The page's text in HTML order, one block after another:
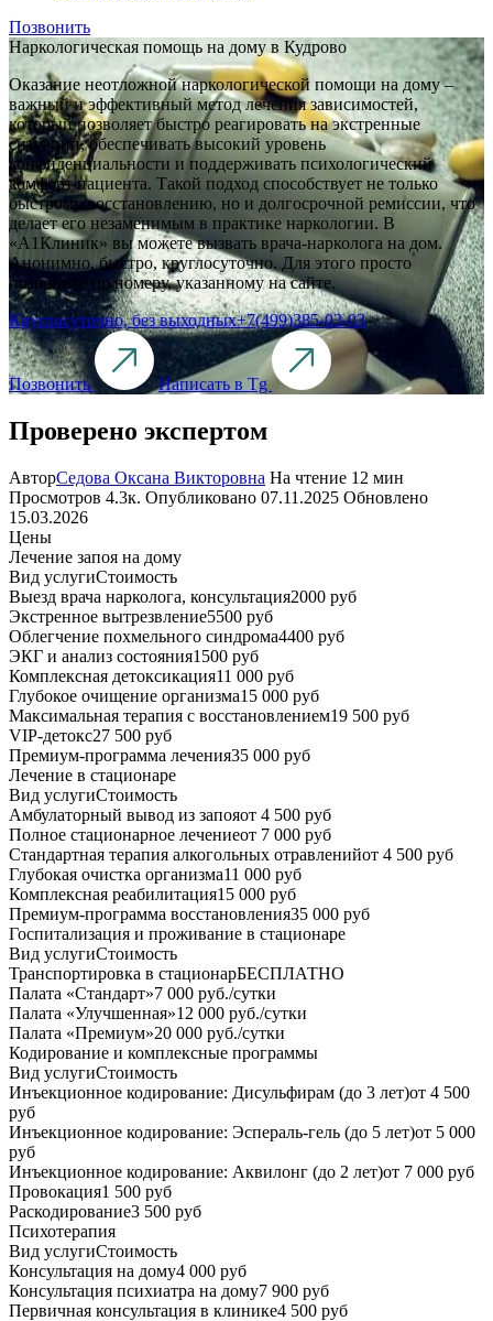
Позвонить
Наркологическая помощь на дому в Кудрово
Оказание неотложной наркологической помощи на дому –
важный и эффективный метод лечения зависимостей,
который позволяет быстро реагировать на экстренные
ситуации, обеспечивать высокий уровень
конфиденциальности и поддерживать психологический
комфорт пациента. Такой подход способствует не только
быстрому восстановлению, но и долгосрочной ремиссии, что
делает его незаменимым в практике наркологии. В
«A1Клиник» вы можете вызвать врача-нарколога на дом.
Анонимно, быстро, круглосуточно. Для этого просто
позвоните по номеру, указанному на сайте.
Круглосуточно, без выходных+7(499)385-03-03
Позвонить Написать в Tg
Проверено экспертом
АвторСедова Оксана Викторовна На чтение 12 мин
Просмотров 4.3к. Опубликовано 07.11.2025 Обновлено
15.03.2026
Цены
Лечение запоя на дому
Вид услугиСтоимость
Выезд врача нарколога, консультация2000 руб
Экстренное вытрезвление5500 руб
Облегчение похмельного синдрома4400 руб
ЭКГ и анализ состояния1500 руб
Комплексная детоксикация11 000 руб
Глубокое очищение организма15 000 руб
Максимальная терапия с восстановлением19 500 руб
VIP-детокс27 500 руб
Премиум-программа лечения35 000 руб
Лечение в стационаре
Вид услугиСтоимость
Амбулаторный вывод из запояот 4 500 руб
Полное стационарное лечениеот 7 000 руб
Стандартная терапия алкогольных отравленийот 4 500 руб
Глубокая очистка организма11 000 руб
Комплексная реабилитация15 000 руб
Премиум-программа восстановления35 000 руб
Госпитализация и проживание в стационаре
Вид услугиСтоимость
Транспортировка в стационарБЕСПЛАТНО
Палата «Стандарт»7 000 руб./сутки
Палата «Улучшенная»12 000 руб./сутки
Палата «Премиум»20 000 руб./сутки
Кодирование и комплексные программы
Вид услугиСтоимость
Инъекционное кодирование: Дисульфирам (до 3 лет)от 4 500
руб
Инъекционное кодирование: Эспераль-гель (до 5 лет)от 5 000
руб
Инъекционное кодирование: Аквилонг (до 2 лет)от 7 000 руб
Провокация1 500 руб
Раскодирование3 500 руб
Психотерапия
Вид услугиСтоимость
Консультация на дому4 000 руб
Консультация психиатра на дому7 900 руб
Первичная консультация в клинике4 500 руб